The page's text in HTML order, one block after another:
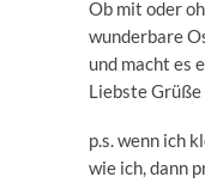
Ob mit oder
wunderbare
und macht es
Liebste
p.s. wenn ich
wie ich, dann